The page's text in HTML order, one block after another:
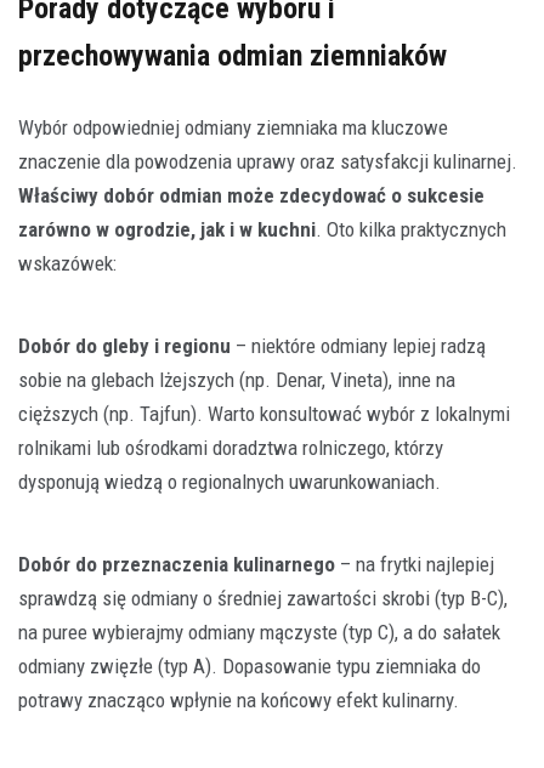
Porady dotyczące wyboru i
przechowywania odmian ziemniaków
Wybór odpowiedniej odmiany ziemniaka ma kluczowe
znaczenie dla powodzenia uprawy oraz satysfakcji kulinarnej.
Właściwy dobór odmian może zdecydować o sukcesie
zarówno w ogrodzie, jak i w kuchni. Oto kilka praktycznych
wskazówek:
Dobór do gleby i regionu – niektóre odmiany lepiej radzą
sobie na glebach lżejszych (np. Denar, Vineta), inne na
cięższych (np. Tajfun). Warto konsultować wybór z lokalnymi
rolnikami lub ośrodkami doradztwa rolniczego, którzy
dysponują wiedzą o regionalnych uwarunkowaniach.
Dobór do przeznaczenia kulinarnego – na frytki najlepiej
sprawdzą się odmiany o średniej zawartości skrobi (typ B-C),
na puree wybierajmy odmiany mączyste (typ C), a do sałatek
odmiany zwięzłe (typ A). Dopasowanie typu ziemniaka do
potrawy znacząco wpłynie na końcowy efekt kulinarny.